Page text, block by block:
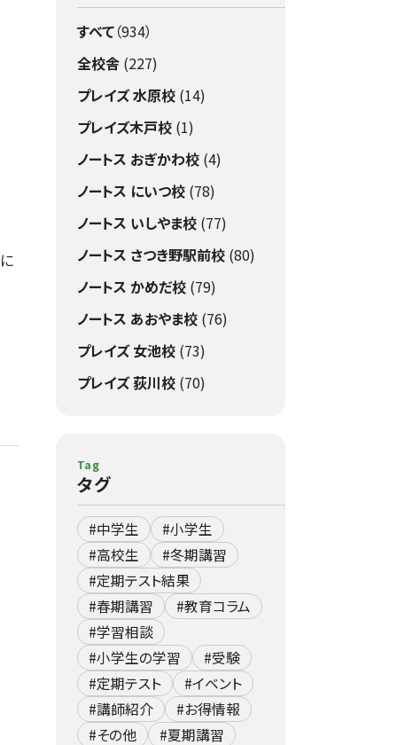
すべて（934）
全校舎(227)
プレイズ 水原校(14)
プレイズ木戸校(1)
ノートス おぎかわ校(4)
ノートス にいつ校(78)
ノートス いしやま校(77)
ノートス さつき野駅前校(80)
ノートス かめだ校(79)
ノートス あおやま校(76)
プレイズ 女池校(73)
プレイズ 荻川校(70)
Tag
タグ
#中学生
#小学生
#高校生
#冬期講習
#定期テスト結果
#春期講習
#教育コラム
#学習相談
#小学生の学習
#受験
#定期テスト
#イベント
#講師紹介
#お得情報
#その他
#夏期講習